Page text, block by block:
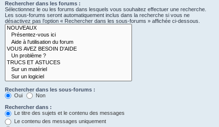
Rechercher dans les forums :
Sélectionnez le ou les forums dans lesquels vous souhaitez effectuer une recherche.
Les sous-forums seront automatiquement inclus dans la recherche si vous ne
désactivez pas l’option « Rechercher dans les sous-forums » affichée ci-dessous.
Rechercher dans les sous-forums :
Oui
Non
Rechercher dans :
Le titre des sujets et le contenu des messages
Le contenu des messages uniquement